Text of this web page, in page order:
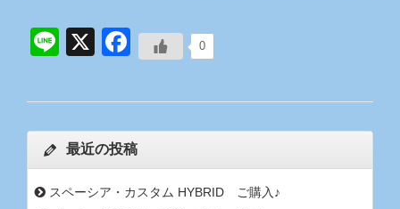
0
Line
X Facebook
最近の投稿
スペーシア・カスタム HYBRID ご購入♪